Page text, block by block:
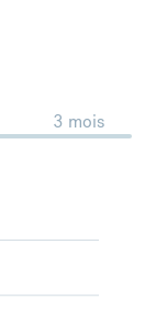
3 mois